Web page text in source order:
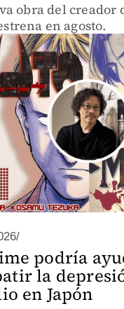
obra del creador
en agosto.
podría
la
en Japón